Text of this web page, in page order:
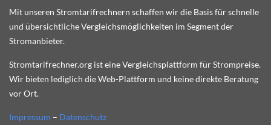
Mit unseren Stromtarifrechnern schaffen wir die Basis für schnelle
und übersichtliche Vergleichsmöglichkeiten im Segment der
Stromanbieter.
Stromtarifrechner.org ist eine Vergleichsplattform für Strompreise.
Wir bieten lediglich die Web-Plattform und keine direkte Beratung
vor Ort.
Impressum – Datenschutz